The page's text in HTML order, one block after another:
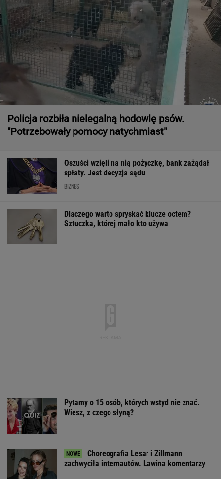
Policja rozbiła nielegalną hodowlę psów.
"Potrzebowały pomocy natychmiast"
Oszuści wzięli na nią pożyczkę, bank zażądał
spłaty. Jest decyzja sądu
BIZNES
Dlaczego warto spryskać klucze octem?
Sztuczka, której mało kto używa
Pytamy o 15 osób, których wstyd nie znać.
Wiesz, z czego słyną?
Choreografia Lesar i Zillmann
zachwyciła internautów. Lawina komentarzy